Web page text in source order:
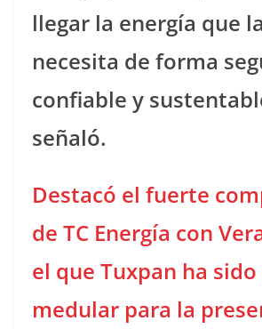
llegar la energía que
necesita de forma
confiable y
señaló.
Destacó el fuerte
de TC Energía con
el que Tuxpan ha
medular para la